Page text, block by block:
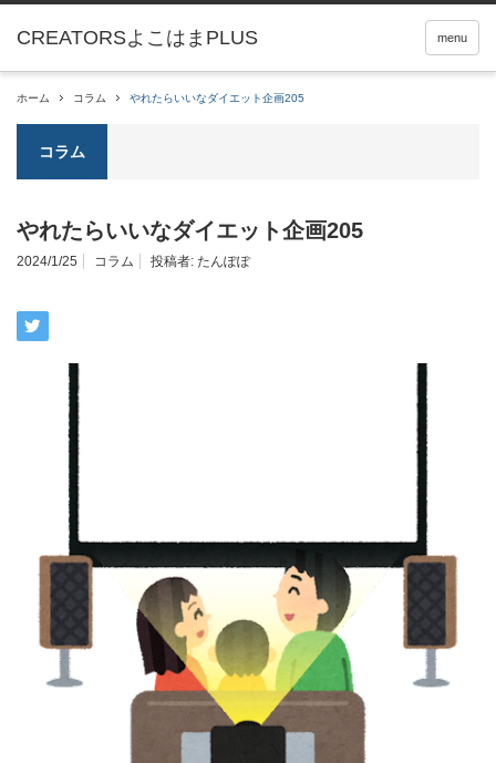
menu
ホーム コラム やれたらいいなダイエット企画205
コラム
やれたらいいなダイエット企画205
2024/1/25 コラム 投稿者: たんぽぽ